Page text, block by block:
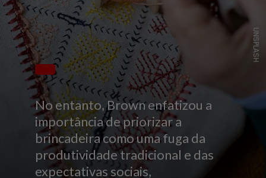
No entanto, Brown enfatizou a
importância de priorizar a
brincadeira como uma fuga da
produtividade tradicional e das
expectativas sociais,
UNSPLASH